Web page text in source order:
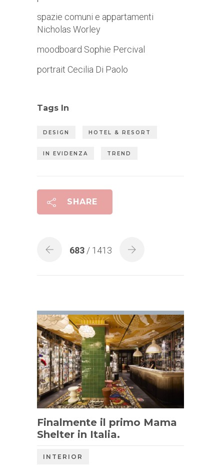
spazie comuni e appartamenti
Nicholas Worley
moodboard Sophie Percival
portrait Cecilia Di Paolo
Tags In
DESIGN HOTEL & RESORT
IN EVIDENZA TREND
SHARE
683 / 1413
Finalmente il primo Mama
Shelter in Italia.
INTERIOR